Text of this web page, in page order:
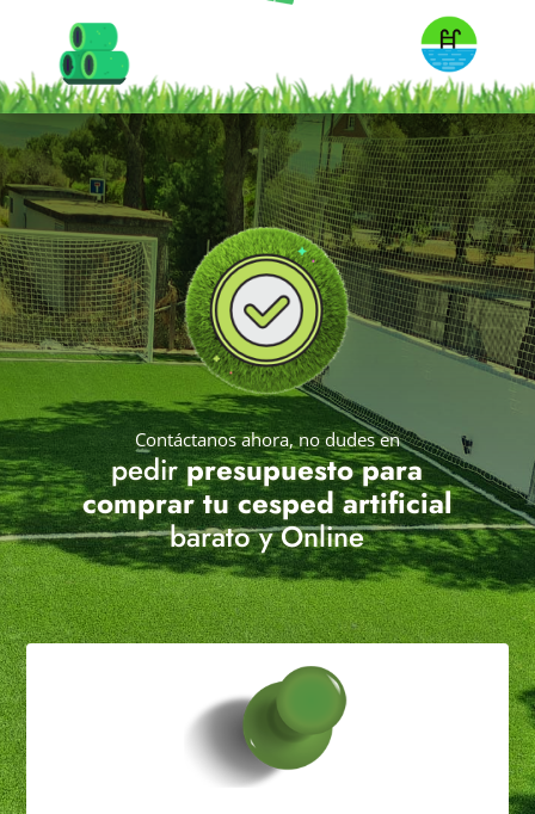
Contáctanos ahora, no dudes en
pedirpresupuesto para
comprar tu cesped artificial
barato y Online